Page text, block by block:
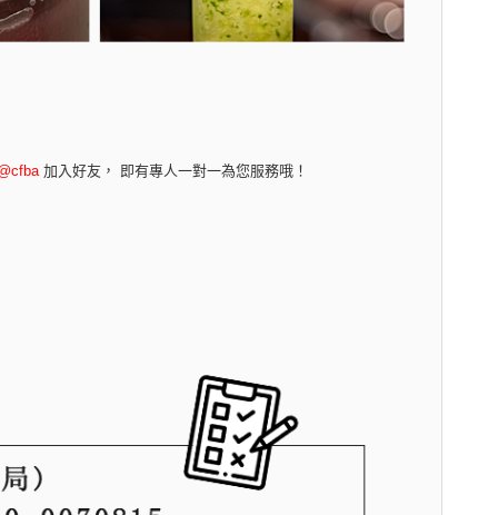
加入好友， 即有專人一對一為您服務哦！